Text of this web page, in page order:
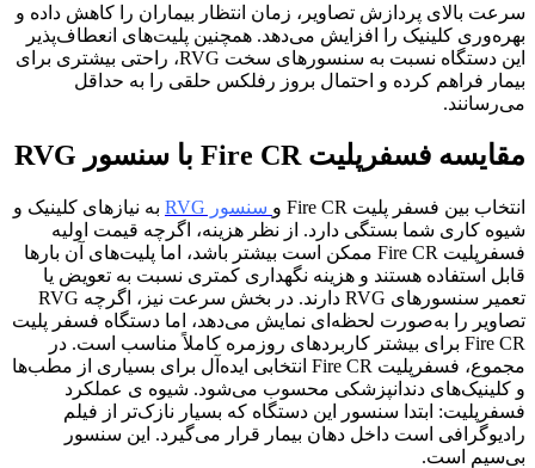
سرعت بالای پردازش تصاویر، زمان انتظار بیماران را کاهش داده و
بهره‌وری کلینیک را افزایش می‌دهد. همچنین پلیت‌های انعطاف‌پذیر
این دستگاه نسبت به سنسورهای سخت RVG، راحتی بیشتری برای
بیمار فراهم کرده و احتمال بروز رفلکس حلقی را به حداقل
می‌رسانند.
مقایسه فسفرپلیت Fire CR با سنسور RVG
انتخاب بین فسفر پلیت Fire CR و سنسور RVG
به نیازهای کلینیک و
شیوه کاری شما بستگی دارد. از نظر هزینه، اگرچه قیمت اولیه
فسفرپلیت Fire CR ممکن است بیشتر باشد، اما پلیت‌های آن بارها
قابل استفاده هستند و هزینه نگهداری کمتری نسبت به تعویض یا
تعمیر سنسورهای RVG دارند. در بخش سرعت نیز، اگرچه RVG
تصاویر را به‌صورت لحظه‌ای نمایش می‌دهد، اما دستگاه فسفر پلیت
Fire CR برای بیشتر کاربردهای روزمره کاملاً مناسب است. در
مجموع، فسفرپلیت Fire CR انتخابی ایده‌آل برای بسیاری از مطب‌ها
و کلینیک‌های دندانپزشکی محسوب می‌شود. شیوه ی عملکرد
فسفرپلیت: ابتدا سنسور این دستگاه که بسیار نازک‌تر از فیلم
رادیوگرافی است داخل دهان بیمار قرار می‌گیرد. این سنسور
بی‌سیم است.